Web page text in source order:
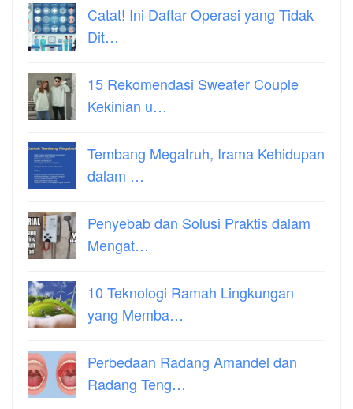
Catat! Ini Daftar Operasi yang Tidak
Dit…
15 Rekomendasi Sweater Couple
Kekinian u…
Tembang Megatruh, Irama Kehidupan
dalam …
Penyebab dan Solusi Praktis dalam
Mengat…
10 Teknologi Ramah Lingkungan
yang Memba…
Perbedaan Radang Amandel dan
Radang Teng…